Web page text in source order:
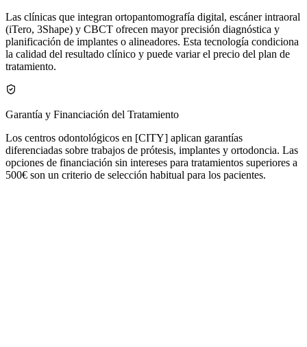
Las clínicas que integran ortopantomografía digital, escáner intraoral
(iTero, 3Shape) y CBCT ofrecen mayor precisión diagnóstica y
planificación de implantes o alineadores. Esta tecnología condiciona
la calidad del resultado clínico y puede variar el precio del plan de
tratamiento.
Garantía y Financiación del Tratamiento
Los centros odontológicos en [CITY] aplican garantías
diferenciadas sobre trabajos de prótesis, implantes y ortodoncia. Las
opciones de financiación sin intereses para tratamientos superiores a
500€ son un criterio de selección habitual para los pacientes.